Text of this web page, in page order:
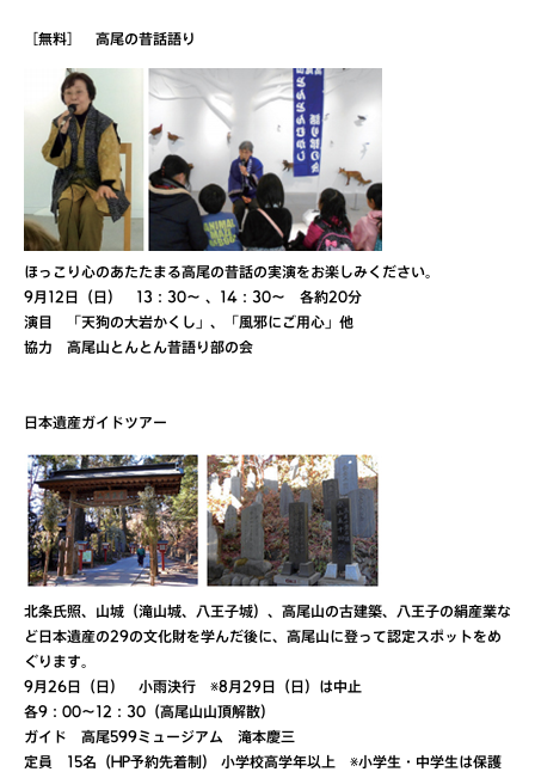
［無料］ 高尾の昔話語り
ほっこり心のあたたまる高尾の昔話の実演をお楽しみください。
9月12日（日） 13：30～ 、14：30～ 各約20分
演目 「天狗の大岩かくし」、「風邪にご用心」他
協力 高尾山とんとん昔語り部の会
日本遺産ガイドツアー
北条氏照、山城（滝山城、八王子城）、高尾山の古建築、八王子の絹産業な
ど日本遺産の29の文化財を学んだ後に、高尾山に登って認定スポットをめ
ぐります。
9月26日（日） 小雨決行 ※8月29日（日）は中止
各9：00～12：30（高尾山山頂解散）
ガイド 高尾599ミュージアム 滝本慶三
定員 15名（HP予約先着制） 小学校高学年以上 ※小学生・中学生は保護